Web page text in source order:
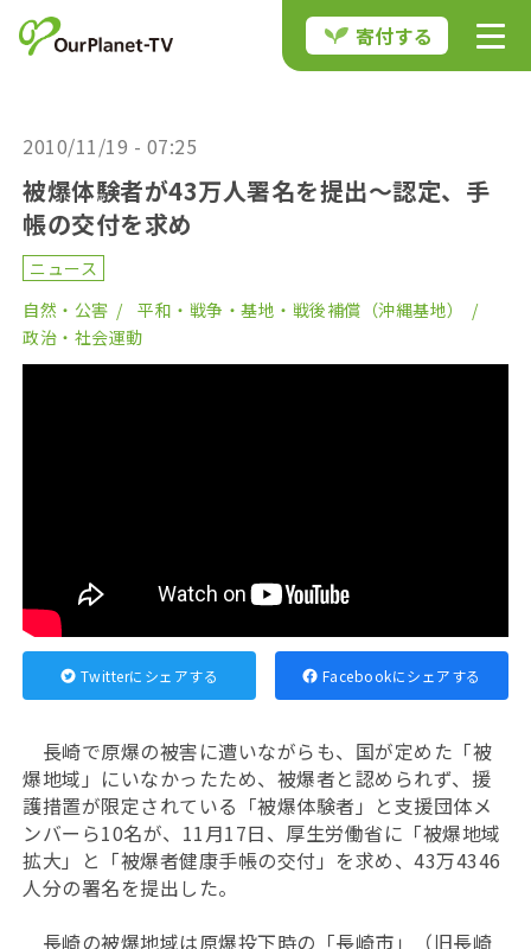
寄付する
2010/11/19 - 07:25
被爆体験者が43万人署名を提出～認定、手
帳の交付を求め
ニュース
自然・公害
平和・戦争・基地・戦後補償（沖縄基地）
政治・社会運動
Twitterにシェアする Facebookにシェアする
長崎で原爆の被害に遭いながらも、国が定めた「被
爆地域」にいなかったため、被爆者と認められず、援
護措置が限定されている「被爆体験者」と支援団体メ
ンバーら10名が、11月17日、厚生労働省に「被爆地域
拡大」と「被爆者健康手帳の交付」を求め、43万4346
人分の署名を提出した。
長崎の被爆地域は原爆投下時の「長崎市」（旧長崎